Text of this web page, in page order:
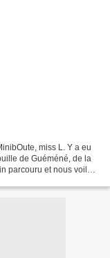
miss L. Y a eu
de Guéméné, de la
parcouru et nous voilà